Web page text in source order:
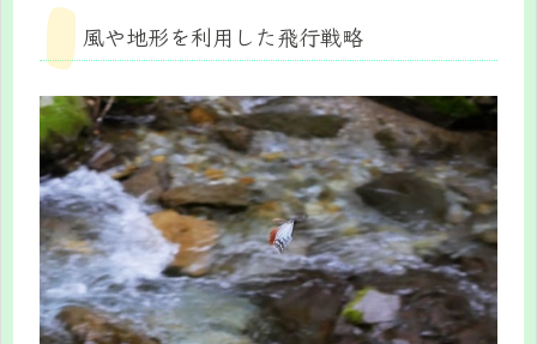
風や地形を利用した飛行戦略